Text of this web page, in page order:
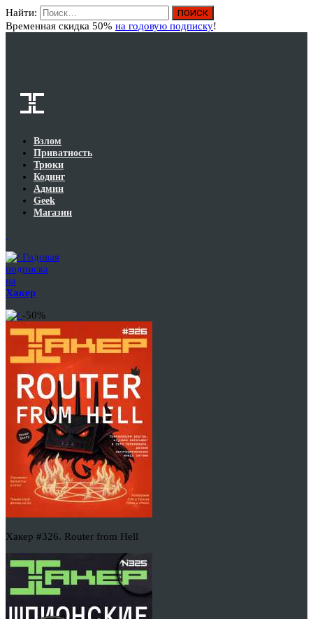
Найти:
Временная скидка 50% на годовую подписку!
Взлом
Приватность
Трюки
Кодинг
Админ
Geek
Магазин
Годовая
подписка
на
Хакер
-50%
Хакер #326. Router from Hell